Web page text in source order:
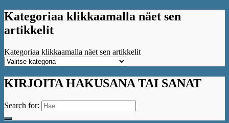
Kategoriaa klikkaamalla näet sen
artikkelit
Kategoriaa klikkaamalla näet sen artikkelit
KIRJOITA HAKUSANA TAI SANAT
Search for: